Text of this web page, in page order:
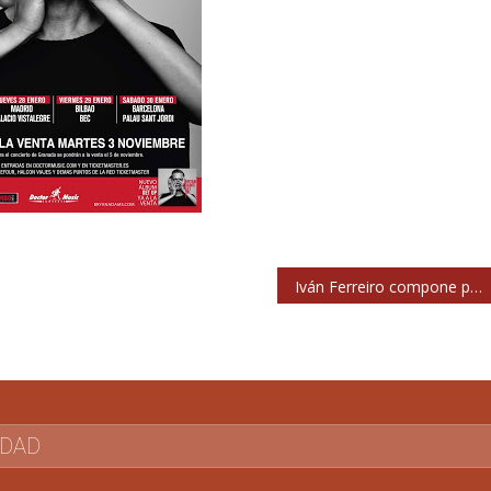
Iván Ferreiro compone para Sergio Dalma